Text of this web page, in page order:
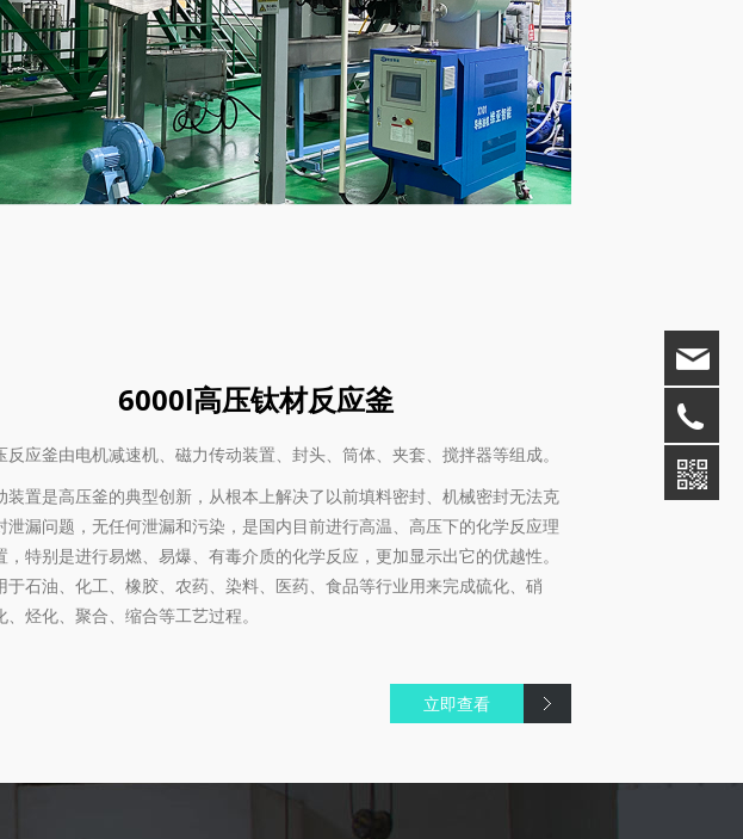
6000l高压钛材反应釜
釜由电机减速机、磁力传动装置、封头、筒体、夹套、搅拌器等组成。
装置是高压釜的典型创新，从根本上解决了以前填料密封、机械密封无法克
泄漏问题，无任何泄漏和污染，是国内目前进行高温、高压下的化学反应理
，特别是进行易燃、易爆、有毒介质的化学反应，更加显示出它的优越性。
于石油、化工、橡胶、农药、染料、医药、食品等行业用来完成硫化、硝
、烃化、聚合、缩合等工艺过程。
立即查看